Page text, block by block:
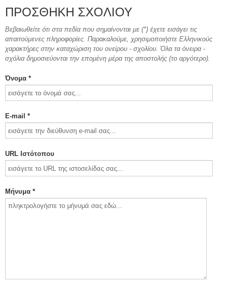
ΠΡΟΣΘΉΚΗ ΣΧΟΛΊΟΥ
Βεβαιωθείτε ότι στα πεδία που σημαίνονται με (*) έχετε εισάγει τις
απαιτούμενες πληροφορίες. Παρακαλούμε, χρησιμοποιήστε Ελληνικούς
χαρακτήρες στην καταχώριση του ονείρου - σχολίου. Όλα τα όνειρα -
σχόλια δημοσιεύονται την επομένη μέρα της αποστολής (το αργότερο).
Όνομα *
E-mail *
URL Ιστότοπου
Μήνυμα *